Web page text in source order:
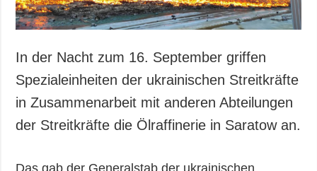
In der Nacht zum 16. September griffen
Spezialeinheiten der ukrainischen Streitkräfte
in Zusammenarbeit mit anderen Abteilungen
der Streitkräfte die Ölraffinerie in Saratow an.